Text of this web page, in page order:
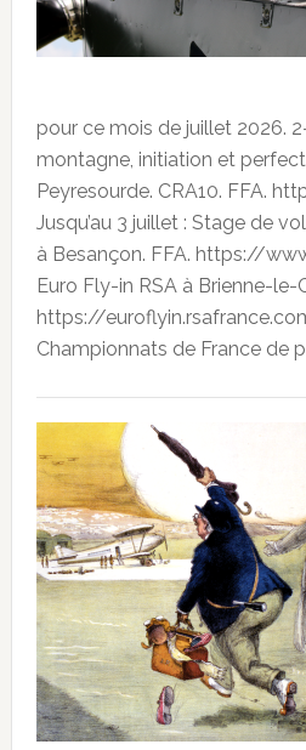
pour ce mois de juillet 2026.
montagne, initiation et
Peyresourde. CRA10. FFA.
Jusqu’au 3 juillet : Stage de
à Besançon. FFA. https://
Euro Fly-in RSA à Brienne-le-
https://
Championnats de France de